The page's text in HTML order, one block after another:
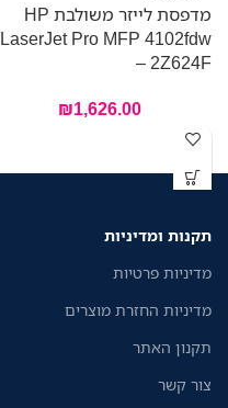
מדפסת לייזר משולבת HP
LaserJet Pro MFP 4102fdw
– 2Z624F
₪1,626.00
תקנות ומדיניות
מדיניות פרטיות
מדיניות החזרת מוצרים
תקנון האתר
צור קשר